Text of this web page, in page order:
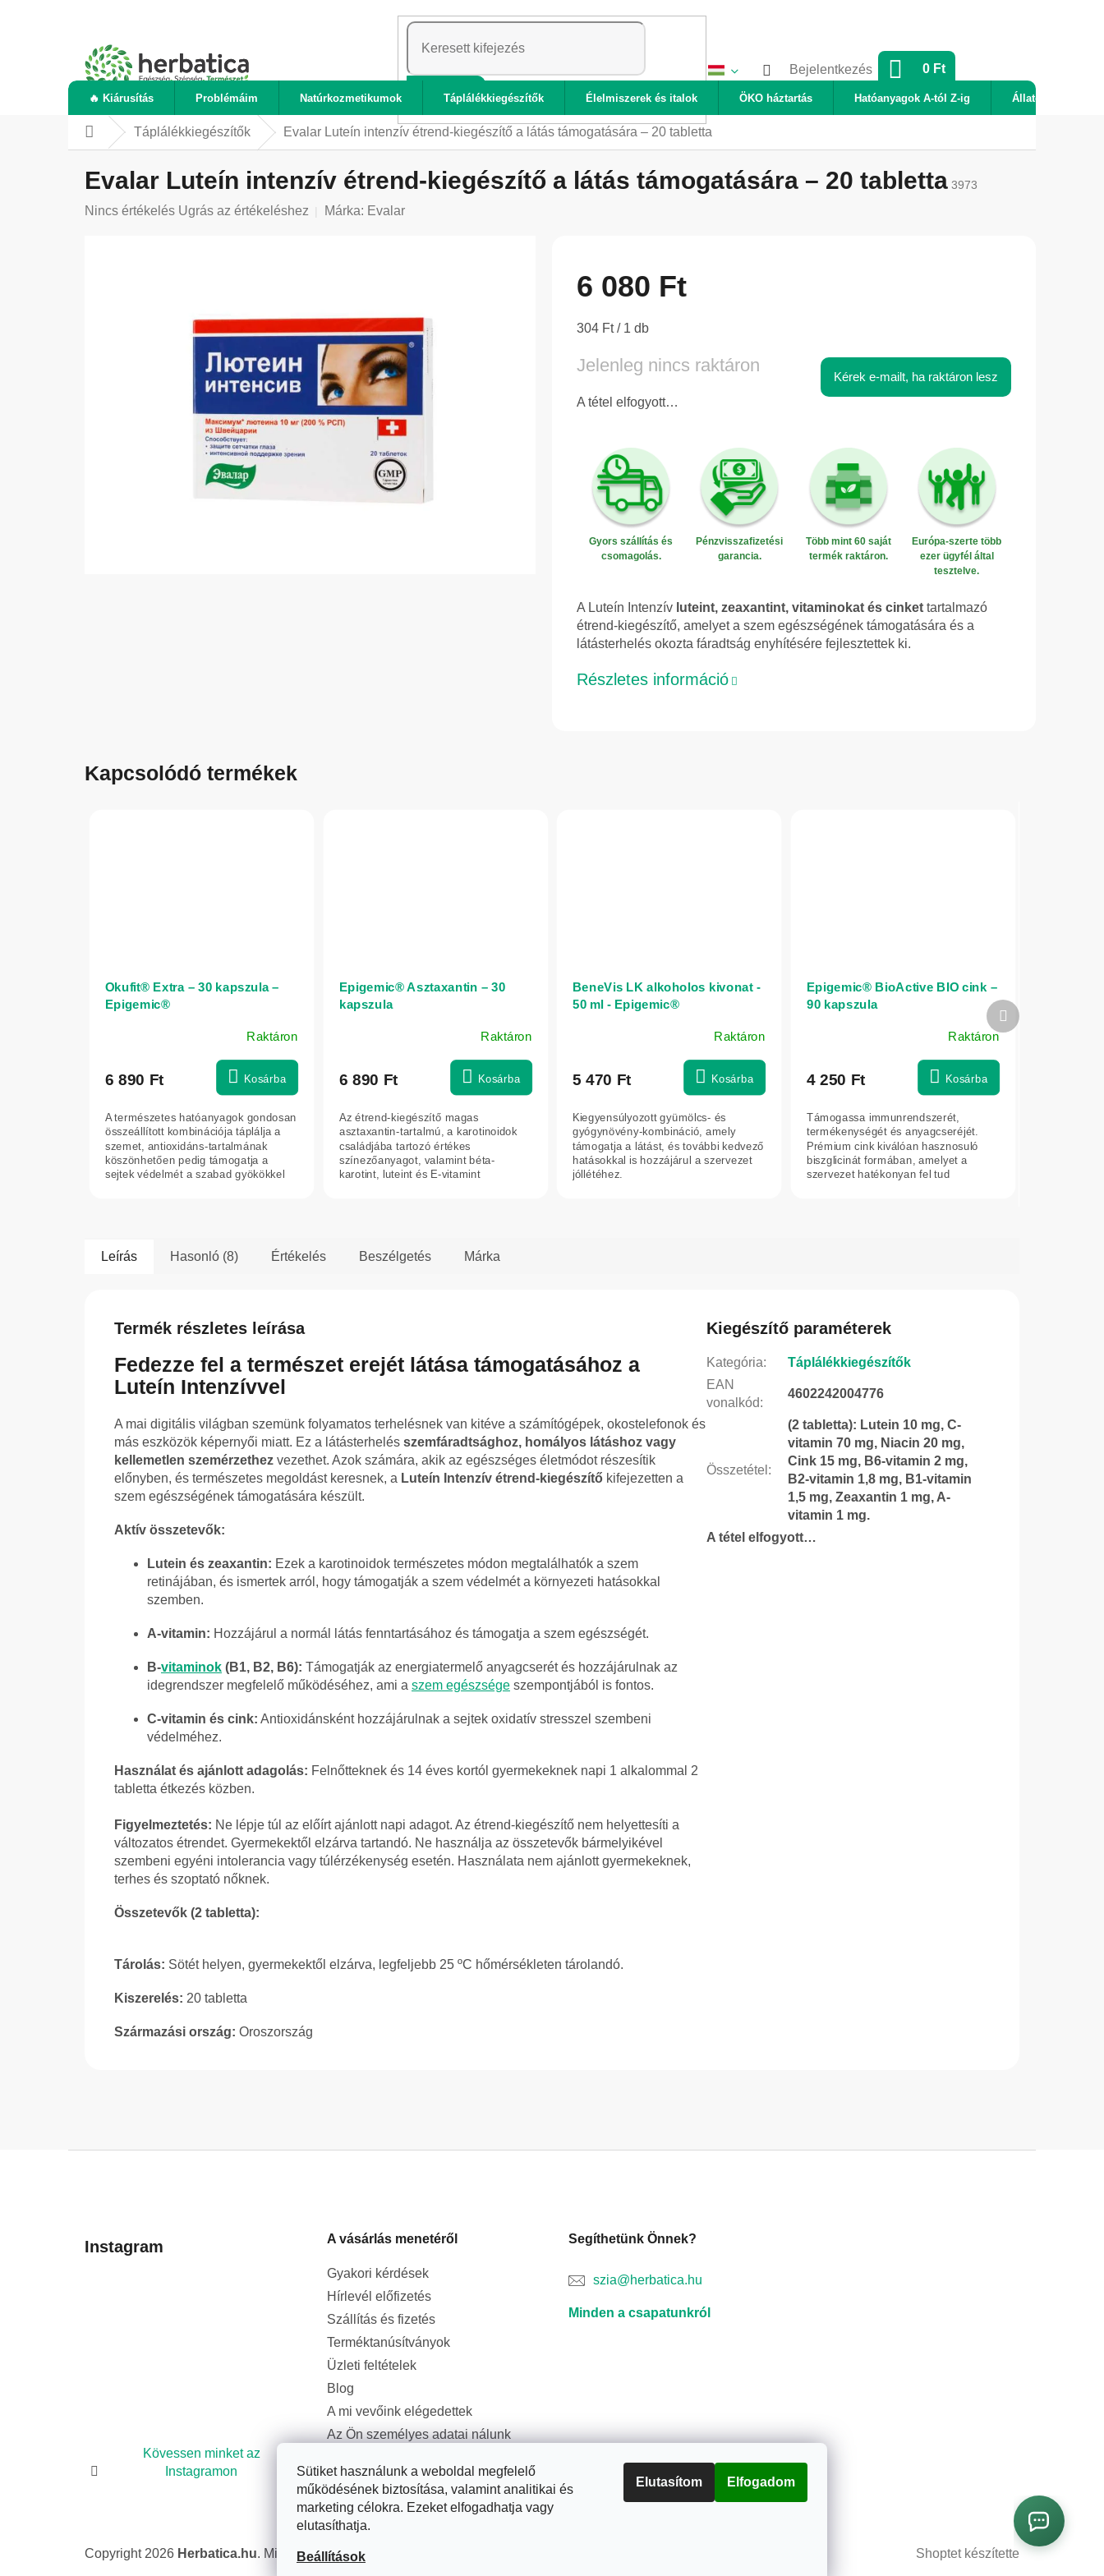
Sütiket használunk a weboldal megfelelő
működésének biztosítása, valamint analitikai és
marketing célokra. Ezeket elfogadhatja vagy
elutasíthatja.
Beállítások
Elutasítom Elfogadom
KERESÉS
Bejelentkezés KOSÁR
0 Ft
🔥 Kiárusítás Problémáim Natúrkozmetikumok Táplálékkiegészítők Élelmiszerek és italok ÖKO háztartás Hatóanyagok A-tól Z-ig Állatok
KezdőlapTáplálékkiegészítők Evalar Luteín intenzív étrend-kiegészítő a látás támogatására – 20 tabletta
Evalar Luteín intenzív étrend-kiegészítő a látás támogatására – 20 tabletta 3973
A
Nincs értékelés Ugrás az értékeléshez Márka: Evalar
6 080 Ft
Egységár:
304 Ft / 1 db
Jelenleg nincs raktáron
Kérek e-mailt, ha raktáron lesz
A tétel elfogyott…
Gyors szállítás és
csomagolás.
Pénzvisszafizetési
garancia.
Több mint 60 saját
termék raktáron.
Európa-szerte több
ezer ügyfél által
tesztelve.
A Luteín Intenzív luteint, zeaxantint, vitaminokat és cinket tartalmazó
étrend-kiegészítő, amelyet a szem egészségének támogatására és a
látásterhelés okozta fáradtság enyhítésére fejlesztettek ki.
Részletes információ
Kapcsolódó termékek
Okufit® Extra – 30 kapszula –
Epigemic®
Raktáron
6 890 Ft Kosárba
A természetes hatóanyagok gondosan
összeállított kombinációja táplálja a
szemet, antioxidáns-tartalmának
köszönhetően pedig támogatja a
sejtek védelmét a szabad gyökökkel
Epigemic® Asztaxantin – 30
kapszula
Raktáron
6 890 Ft Kosárba
Az étrend-kiegészítő magas
asztaxantin-tartalmú, a karotinoidok
családjába tartozó értékes
színezőanyagot, valamint béta-
karotint, luteint és E-vitamint
BeneVis LK alkoholos kivonat -
50 ml - Epigemic®
Raktáron
5 470 Ft Kosárba
Kiegyensúlyozott gyümölcs- és
gyógynövény-kombináció, amely
támogatja a látást, és további kedvező
hatásokkal is hozzájárul a szervezet
jóllétéhez.
Epigemic® BioActive BIO cink –
90 kapszula
Raktáron
4 250 Ft Kosárba
Támogassa immunrendszerét,
termékenységét és anyagcseréjét.
Prémium cink kiválóan hasznosuló
biszglicinát formában, amelyet a
szervezet hatékonyan fel tud
Következő
termék
Leírás Hasonló (8) Értékelés Beszélgetés Márka
Termék részletes leírása
Fedezze fel a természet erejét látása támogatásához a
Luteín Intenzívvel
A mai digitális világban szemünk folyamatos terhelésnek van kitéve a számítógépek, okostelefonok és
más eszközök képernyői miatt. Ez a látásterhelés szemfáradtsághoz, homályos látáshoz vagy
kellemetlen szemérzethez vezethet. Azok számára, akik az egészséges életmódot részesítik
előnyben, és természetes megoldást keresnek, a Luteín Intenzív étrend-kiegészítő kifejezetten a
szem egészségének támogatására készült.
Aktív összetevők:
Lutein és zeaxantin: Ezek a karotinoidok természetes módon megtalálhatók a szem
retinájában, és ismertek arról, hogy támogatják a szem védelmét a környezeti hatásokkal
szemben.
A-vitamin: Hozzájárul a normál látás fenntartásához és támogatja a szem egészségét.
B-vitaminok (B1, B2, B6): Támogatják az energiatermelő anyagcserét és hozzájárulnak az
idegrendszer megfelelő működéséhez, ami a szem egészsége szempontjából is fontos.
C-vitamin és cink: Antioxidánsként hozzájárulnak a sejtek oxidatív stresszel szembeni
védelméhez.
Használat és ajánlott adagolás: Felnőtteknek és 14 éves kortól gyermekeknek napi 1 alkalommal 2
tabletta étkezés közben.
Figyelmeztetés: Ne lépje túl az előírt ajánlott napi adagot. Az étrend-kiegészítő nem helyettesíti a
változatos étrendet. Gyermekektől elzárva tartandó. Ne használja az összetevők bármelyikével
szembeni egyéni intolerancia vagy túlérzékenység esetén. Használata nem ajánlott gyermekeknek,
terhes és szoptató nőknek.
Összetevők (2 tabletta):
Tárolás: Sötét helyen, gyermekektől elzárva, legfeljebb 25 ºC hőmérsékleten tárolandó.
Kiszerelés: 20 tabletta
Származási ország: Oroszország
Kiegészítő paraméterek
Kategória:
Táplálékkiegészítők
EAN
vonalkód:
4602242004776
Összetétel :
(2 tabletta): Lutein 10 mg, C-
vitamin 70 mg, Niacin 20 mg,
Cink 15 mg, B6-vitamin 2 mg,
B2-vitamin 1,8 mg, B1-vitamin
1,5 mg, Zeaxantin 1 mg, A-
vitamin 1 mg.
A tétel elfogyott…
Instagram
Kövessen minket az
Instagramon
A vásárlás menetéről
Gyakori kérdések
Hírlevél előfizetés
Szállítás és fizetés
Terméktanúsítványok
Üzleti feltételek
Blog
A mi vevőink elégedettek
Az Ön személyes adatai nálunk
Segíthetünk Önnek?
szia@herbatica.hu
Minden a csapatunkról
Shoptet készítette
Copyright 2026 Herbatica.hu. Minden jog fenntartva.